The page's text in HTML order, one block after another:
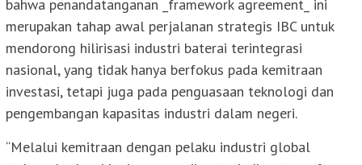
bahwa penandatanganan _framework agreement_ ini
merupakan tahap awal perjalanan strategis IBC untuk
mendorong hilirisasi industri baterai terintegrasi
nasional, yang tidak hanya berfokus pada kemitraan
investasi, tetapi juga pada penguasaan teknologi dan
pengembangan kapasitas industri dalam negeri.
“Melalui kemitraan dengan pelaku industri global